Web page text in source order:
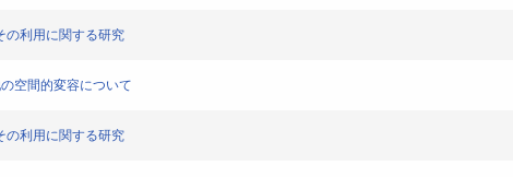
の利用に関する研究
空間的変容について
の利用に関する研究